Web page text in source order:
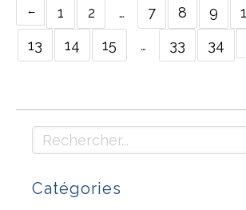
1 2 … 7 8 9
13
14 15 … 33 34
Rechercher
Catégories